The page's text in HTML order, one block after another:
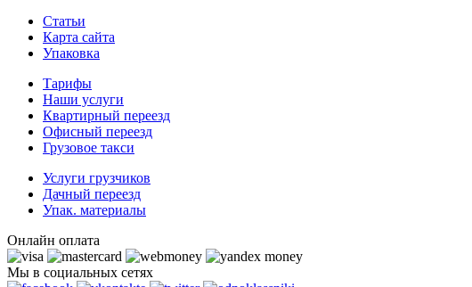
Статьи
Карта сайта
Упаковка
Тарифы
Наши услуги
Квартирный переезд
Офисный переезд
Грузовое такси
Услуги грузчиков
Дачный переезд
Упак. материалы
Онлайн оплата
Мы в социальных сетях